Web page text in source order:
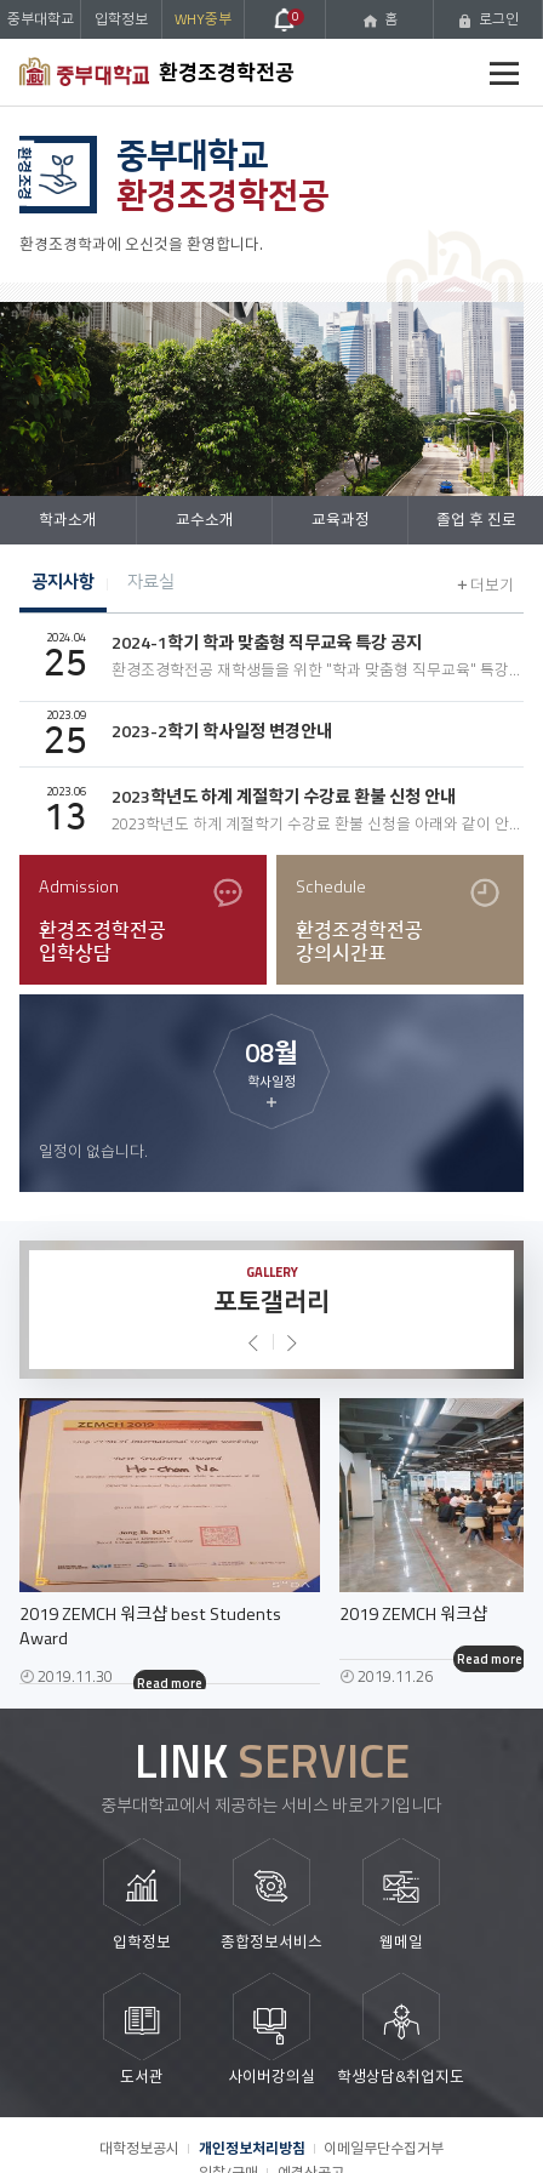
환경조경학전공
메
중부대학교 입학정보 WHY중부 0 홈 로그인
환경조경
중부대학교
환경조경학전공
환경조경학과에 오신것을 환영합니다.
Prev
Next
Stop
학과소개 교수소개 교육과정 졸업 후 진로
공지사항
2024.04
25
2024-1학기 학과 맞춤형 직무교육 특강 공지
환경조경학전공 재학생들을 위한 "학과 맞춤형 직무교육" 특강을 실시하오니 아래 내용..
2023.09
25 2023-2학기 학사일정 변경안내
2023.06
13
2023학년도 하계 계절학기 수강료 환불 신청 안내
2023학년도 하계 계절학기 수강료 환불 신청을 아래와 같이 안내드립니다. *** 아 래 ..
더보기
자료실
Admission
환경조경학전공
입학상담
Schedule
환경조경학전공
강의시간표
08월
학사일정
일정이 없습니다.
GALLERY
포토갤러리
2019.11.30
2019 ZEMCH 워크샵 best Students
Award
Read more 2019.11.26
2019 ZEMCH 워크샵
Read more
Prev Next
LINKSERVICE
중부대학교에서 제공하는 서비스 바로가기입니다
입학정보 종합정보서비스 웹메일
도서관 사이버강의실 학생상담&취업지도
대학정보공시 개인정보처리방침
이메일무단수집거부